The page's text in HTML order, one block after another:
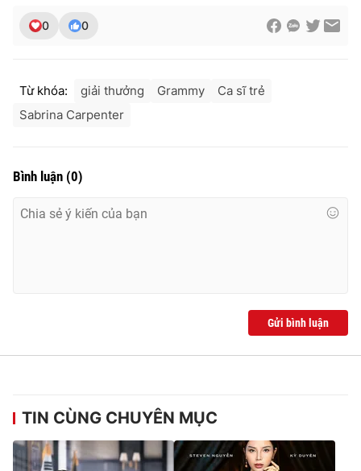
0 0
Từ khóa: giải thưởng Grammy
Ca sĩ trẻ
Sabrina Carpenter
Bình luận (0)
Gửi bình luận
TIN CÙNG CHUYÊN MỤC